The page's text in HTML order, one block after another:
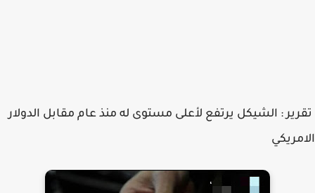
تقرير : الشيكل يرتفع لأعلى مستوى له منذ عام مقابل الدولار
الامريكي